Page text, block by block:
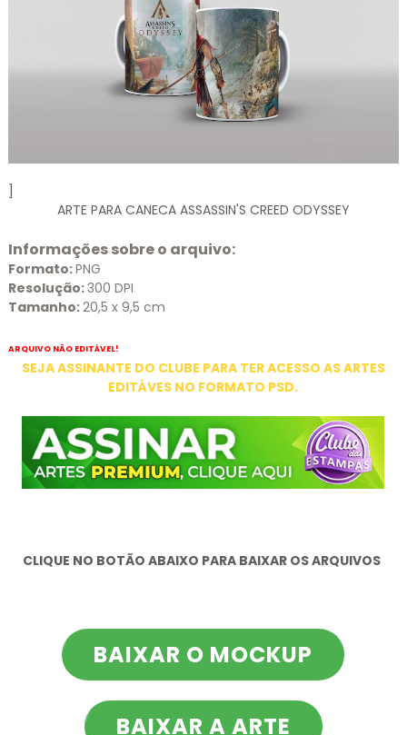
]
ARTE PARA CANECA ASSASSIN'S CREED ODYSSEY
Informações sobre o arquivo:
Formato:PNG
Resolução:300 DPI
Tamanho:20,5 x 9,5 cm
ARQUIVO NÃO EDITÁVEL!
SEJA ASSINANTE DO CLUBE PARA TER ACESSO AS ARTES
EDITÁVES NO FORMATO PSD.
CLIQUE NO BOTÃO ABAIXO PARA BAIXAR OS ARQUIVOS
BAIXAR O MOCKUP
BAIXAR A ARTE